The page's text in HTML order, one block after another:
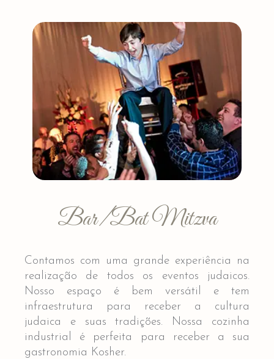
Bar/Bat Mitzva
Contamos com uma grande experiência na
realização de todos os eventos judaicos.
Nosso espaço é bem versátil e tem
infraestrutura para receber a cultura
judaica e suas tradições. Nossa cozinha
industrial é perfeita para receber a sua
gastronomia Kosher.